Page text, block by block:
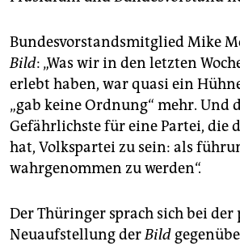
Bundesvorstandsmitglied Mike
Bild: „Was wir in den letzten
erlebt haben, war quasi ein
„gab keine Ordnung“ mehr. Und
Gefährlichste für eine Partei, die
hat, Volkspartei zu sein: als
wahrgenommen zu werden“.
Der Thüringer sprach sich bei der
Neuaufstellung derBild